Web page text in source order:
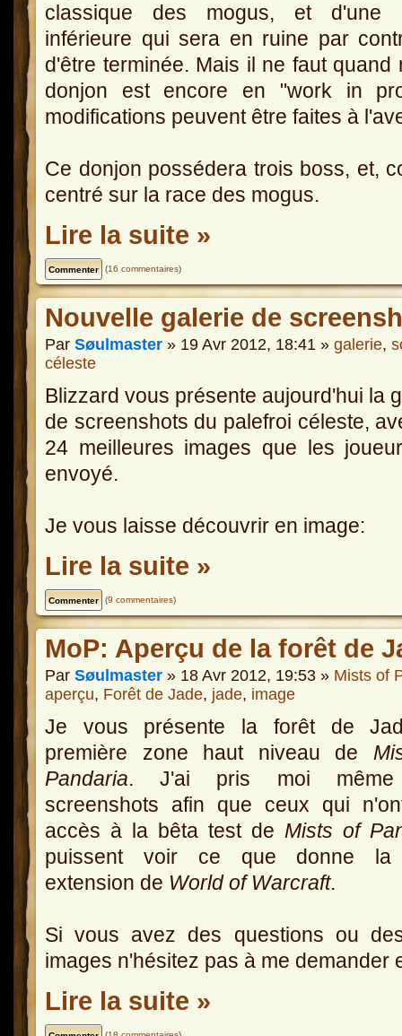
classique des mogus, et d'une
inférieure qui sera en ruine par
d'être terminée. Mais il ne faut
donjon est encore en "work in
modifications peuvent être faites à
Ce donjon possédera trois boss, et,
centré sur la race des mogus.
Lire la suite »
(16 commentaires)
Nouvelle galerie de
Par Søulmaster » 19 Avr 2012, 18:41 » galerie,
céleste
Blizzard vous présente aujourd'hui la
de screenshots du palefroi céleste,
24 meilleures images que les
envoyé.
Je vous laisse découvrir en image:
Lire la suite »
(9 commentaires)
MoP: Aperçu de la forêt de
Par Søulmaster » 18 Avr 2012, 19:53 » Mists of
aperçu, Forêt de Jade, jade, image
Je vous présente la forêt de
première zone haut niveau de
Pandaria. J'ai pris moi
screenshots afin que ceux qui
accès à la bêta test deMists of
puissent voir ce que donne la
extension de World of Warcraft.
Si vous avez des questions ou
images n'hésitez pas à me
Lire la suite »